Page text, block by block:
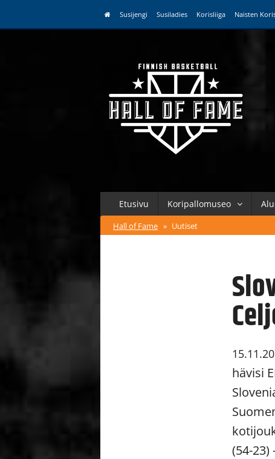
Susijengi Susiladies Korisliiga Naisten
Etusivu Koripallomuseo
Hall of Fame » Uutiset
hävisi
(54-23)